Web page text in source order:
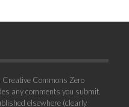
Commons Zero
any comments you submit.
elsewhere (clearly